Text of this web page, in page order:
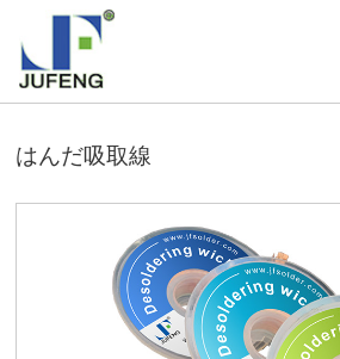
はんだ吸取線